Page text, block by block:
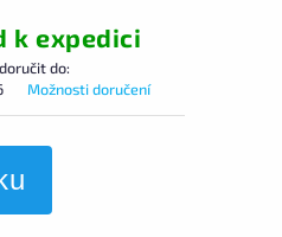
k expedici
do:
Možnosti doručení